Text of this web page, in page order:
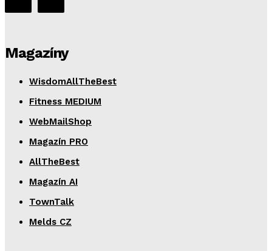
Magazíny
WisdomAllTheBest
Fitness MEDIUM
WebMailShop
Magazín PRO
AllTheBest
Magazín AI
TownTalk
Melds CZ